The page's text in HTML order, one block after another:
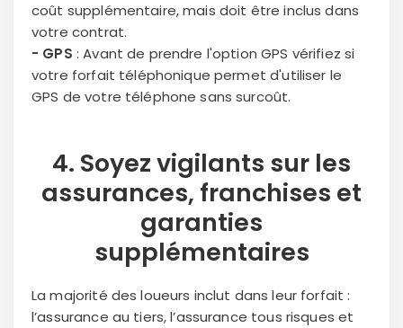
coût supplémentaire, mais doit être inclus dans
votre contrat.
- GPS : Avant de prendre l'option GPS vérifiez si
votre forfait téléphonique permet d'utiliser le
GPS de votre téléphone sans surcoût.
4. Soyez vigilants sur les
assurances, franchises et
garanties
supplémentaires
La majorité des loueurs inclut dans leur forfait :
l’assurance au tiers, l’assurance tous risques et